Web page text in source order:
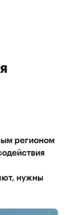
регионом
нужны